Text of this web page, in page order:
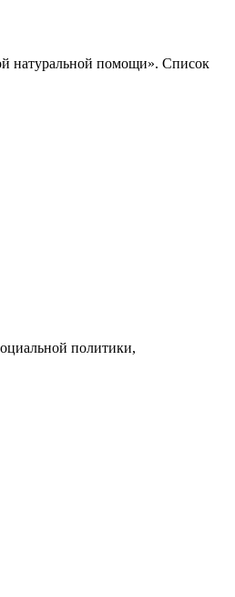
натуральной помощи». Список
политики,